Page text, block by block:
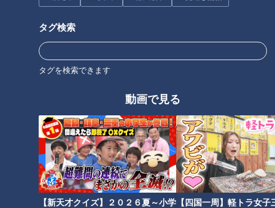
タグ検索
タグを検索できます
動画で見る
【新天才クイズ】２０２６夏～小学【四国一周】軽トラ女子
うまみ、香り立つ至高の塩そば
加藤愛アナが岐阜県御嵩町の愛
されフード『みたけとんちゃ
ん』を調査！ スコップで焼いて
味わう！ 炭鉱夫の食べ方を再
ラーメン数珠つなぎ第十五弾！
醤油ベースの染み渡るスープの
朝ラーメンが名物！「らーめん
ニュー直方」
タグ